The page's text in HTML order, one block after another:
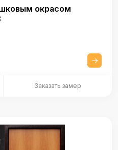
окрасом
Заказать замер